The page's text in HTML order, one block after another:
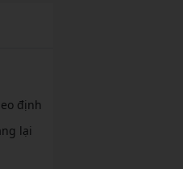
định
lại